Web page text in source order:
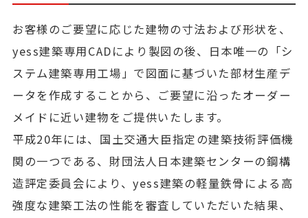
お客様のご要望に応じた建物の寸法および形状を、
yess建築専用CADにより製図の後、日本唯一の「シ
ステム建築専用工場」で図面に基づいた部材生産デ
ータを作成することから、ご要望に沿ったオーダー
メイドに近い建物をご提供いたします。
平成20年には、国土交通大臣指定の建築技術評価機
関の一つである、財団法人日本建築センターの鋼構
造評定委員会により、yess建築の軽量鉄骨による高
強度な建築工法の性能を審査していただいた結果、